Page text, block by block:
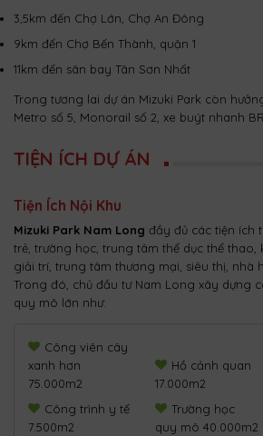
3,5km đến Chợ Lớn, Chợ An Đông
9km đến Chợ Bến Thành, quận 1
11km đến sân bay Tân Sơn Nhất
Trong tương lai dự án Mizuki Park còn
Metro số 5, Monorail số 2, xe buýt nhanh
TIỆN ÍCH DỰ ÁN
Tiện Ích Nội Khu
Mizuki Park Nam Long đầy đủ các tiện ích
trẻ, trường học, trung tâm thể dục thể thao,
giải trí, trung tâm thương mại, siêu thị, nhà
Trong đó, chủ đầu tư Nam Long xây dựng
quy mô lớn như:
Công viên cây
xanh hơn
75.000m2
Hồ cảnh quan
17.000m2
Công trình y tế
7.500m2
Trường học
quy mô 40.000m2